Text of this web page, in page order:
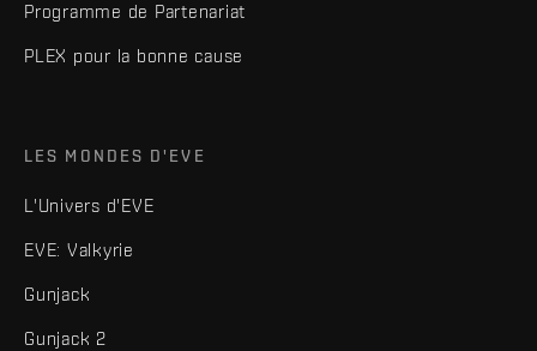
Programme de Partenariat
PLEX pour la bonne cause
LES MONDES D'EVE
L'Univers d'EVE
EVE: Valkyrie
Gunjack
Gunjack 2